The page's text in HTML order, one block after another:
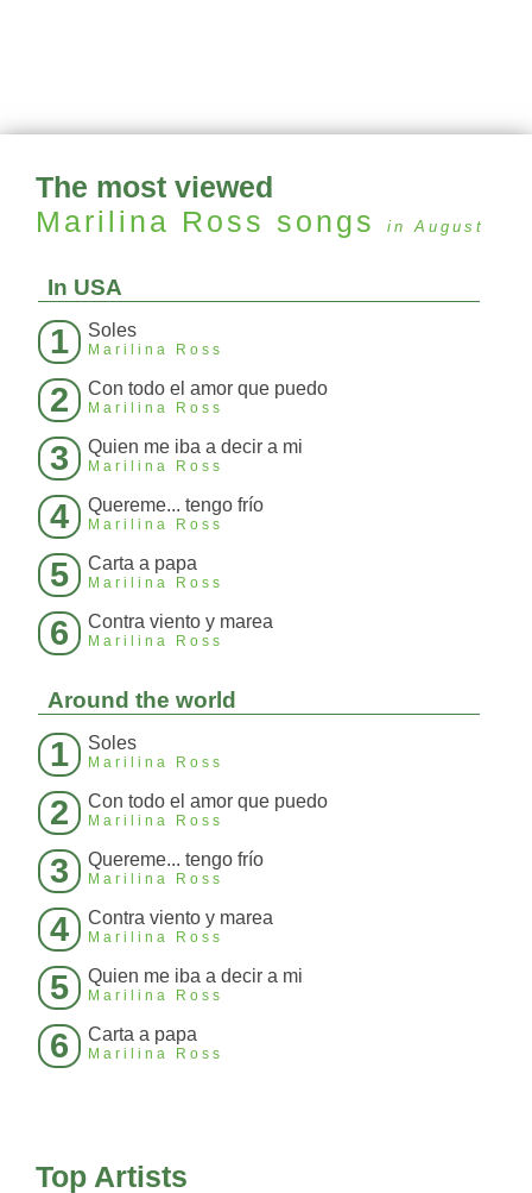
The most viewed
Marilina Ross songs in August
In USA
1 Soles
Marilina Ross
2 Con todo el amor que puedo
Marilina Ross
3 Quien me iba a decir a mi
Marilina Ross
4 Quereme... tengo frío
Marilina Ross
5 Carta a papa
Marilina Ross
6 Contra viento y marea
Marilina Ross
Around the world
1 Soles
Marilina Ross
2 Con todo el amor que puedo
Marilina Ross
3 Quereme... tengo frío
Marilina Ross
4 Contra viento y marea
Marilina Ross
5 Quien me iba a decir a mi
Marilina Ross
6 Carta a papa
Marilina Ross
Top Artists